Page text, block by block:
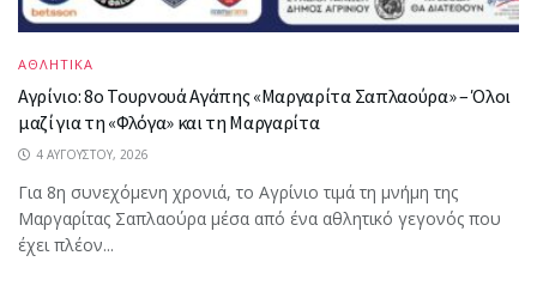
ΑΘΛΗΤΙΚΑ
Αγρίνιο: 8ο Τουρνουά Αγάπης «Μαργαρίτα Σαπλαούρα» – Όλοι
μαζί για τη «Φλόγα» και τη Μαργαρίτα
4 ΑΥΓΟΎΣΤΟΥ, 2026
Για 8η συνεχόμενη χρονιά, το Αγρίνιο τιμά τη μνήμη της
Μαργαρίτας Σαπλαούρα μέσα από ένα αθλητικό γεγονός που
έχει πλέον...